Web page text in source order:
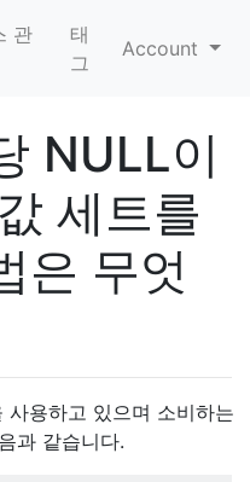
관
태
그
Account
NULL이
세트를
은 무엇
용하고 있으며 소비하는
과 같습니다.